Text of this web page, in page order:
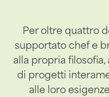
Per oltre quattro
supportato chef e
alla propria
di progetti
alle loro